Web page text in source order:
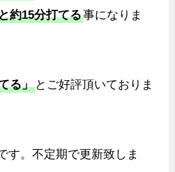
約15分打てる事になりま
る」 とご好評頂いておりま
す。不定期で更新致しま